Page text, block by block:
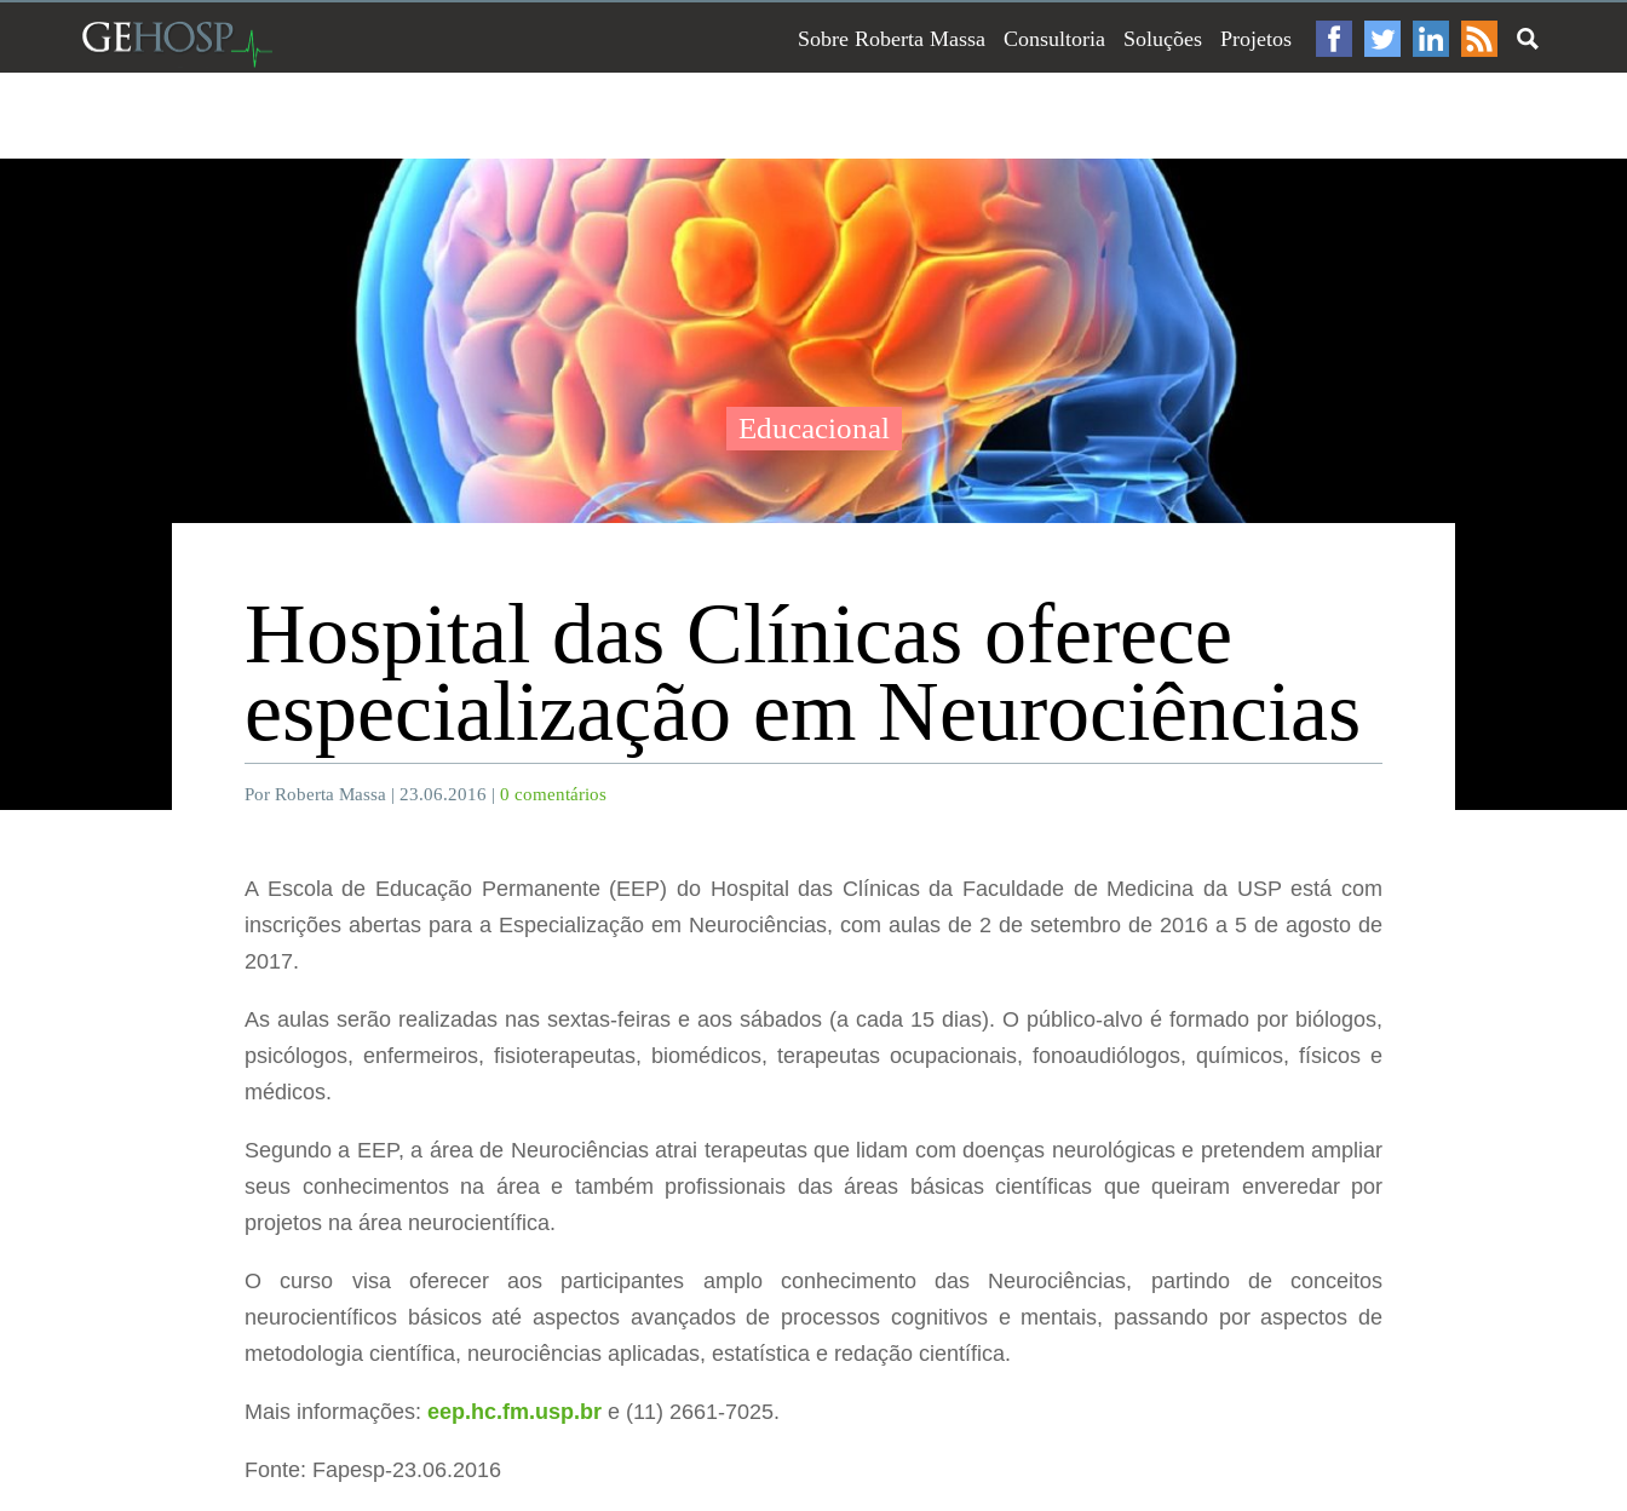
Sobre Roberta Massa Consultoria Soluções Projetos
Educacional
Hospital das Clínicas oferece
especialização em Neurociências
Por Roberta Massa | 23.06.2016 | 0 comentários
A Escola de Educação Permanente (EEP) do Hospital das Clínicas da Faculdade de Medicina da USP está com
inscrições abertas para a Especialização em Neurociências, com aulas de 2 de setembro de 2016 a 5 de agosto de
2017.
As aulas serão realizadas nas sextas-feiras e aos sábados (a cada 15 dias). O público-alvo é formado por biólogos,
psicólogos, enfermeiros, fisioterapeutas, biomédicos, terapeutas ocupacionais, fonoaudiólogos, químicos, físicos e
médicos.
Segundo a EEP, a área de Neurociências atrai terapeutas que lidam com doenças neurológicas e pretendem ampliar
seus conhecimentos na área e também profissionais das áreas básicas científicas que queiram enveredar por
projetos na área neurocientífica.
O curso visa oferecer aos participantes amplo conhecimento das Neurociências, partindo de conceitos
neurocientíficos básicos até aspectos avançados de processos cognitivos e mentais, passando por aspectos de
metodologia científica, neurociências aplicadas, estatística e redação científica.
Mais informações: eep.hc.fm.usp.br e (11) 2661-7025.
Fonte: Fapesp-23.06.2016